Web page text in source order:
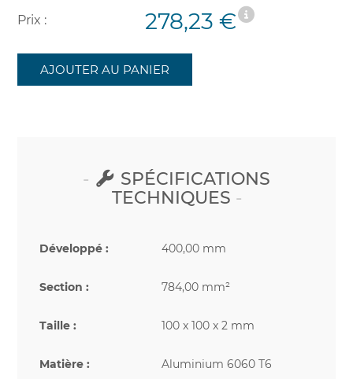
Prix : 278,23 €
AJOUTER AU PANIER
SPÉCIFICATIONS
TECHNIQUES
Développé : 400,00 mm
Section : 784,00 mm²
Taille : 100 x 100 x 2 mm
Matière : Aluminium 6060 T6